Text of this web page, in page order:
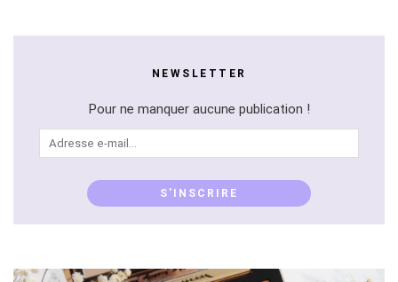
NEWSLETTER
Pour ne manquer aucune publication !
Adresse
e-
S'INSCRIRE